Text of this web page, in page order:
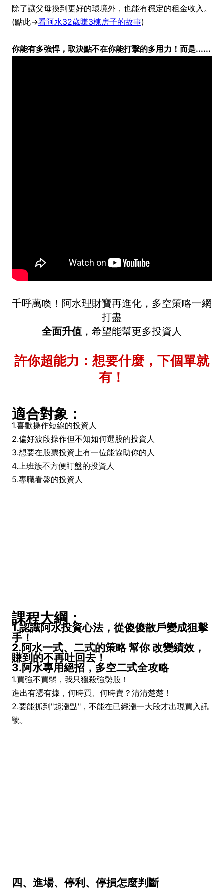
除了讓父母換到更好的環境外，也能有穩定的租金收入。
(點此→看阿水32歲賺3棟房子的故事)
你能有多強悍，取決點不在你能打擊的多用力！而是......
千呼萬喚！阿水理財寶再進化，多空策略一網
打盡
全面升值 ，希望能幫更多投資人
許你超能力：想要什麼，下個單就
有！
適合對象：
1.喜歡操作短線的投資人
2.偏好波段操作但不知如何選股的投資人
3.想要在股票投資上有一位能協助你的人
4.上班族不方便盯盤的投資人
5.專職看盤的投資人
課程大綱：
1.認識阿水投資心法，從傻傻散戶變成狙擊
手！
2.阿水一式、二式的策略 幫你 改變績效，
賺到的不再吐回去！
3.阿水專用絕招，多空二式全攻略
1.買強不買弱，我只獵殺強勢股！
進出有憑有據，何時買、何時賣？ 清清楚楚！
2.要能抓到"起漲點"，不能在已經漲一大段才出現買入訊
號。
四、進場、停利、停損怎麼判斷